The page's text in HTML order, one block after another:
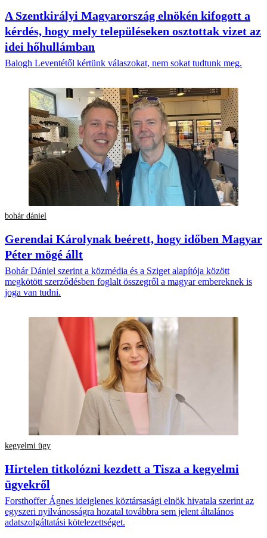
A Szentkirályi Magyarország elnökén kifogott a
kérdés, hogy mely településeken osztottak vizet az
idei hőhullámban
Balogh Leventétől kértünk válaszokat, nem sokat tudtunk meg.
bohár dániel
Gerendai Károlynak beérett, hogy időben Magyar
Péter mögé állt
Bohár Dániel szerint a közmédia és a Sziget alapítója között
megkötött szerződésben foglalt összegről a magyar embereknek is
joga van tudni.
kegyelmi ügy
Hirtelen titkolózni kezdett a Tisza a kegyelmi
ügyekről
Forsthoffer Ágnes ideiglenes köztársasági elnök hivatala szerint az
egyszeri nyilvánosságra hozatal továbbra sem jelent általános
adatszolgáltatási kötelezettséget.